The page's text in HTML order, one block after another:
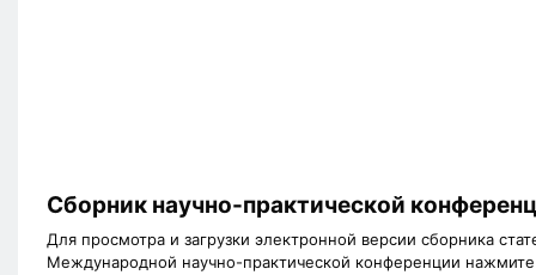
Сборник научно-практической
Для просмотра и загрузки электронной версии сборника
Международной научно-практической конференции